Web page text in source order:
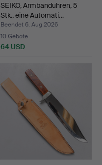
SEIKO, Armbanduhren, 5
Stk., eine Automati…
Beendet 6. Aug 2026
10 Gebote
64 USD